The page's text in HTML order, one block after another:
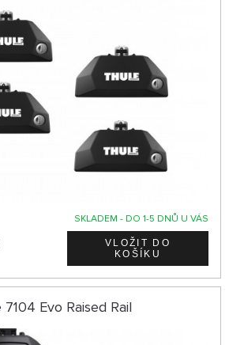
SKLADEM - DO 1-5 DNŮ U VÁS
Evo Raised Rail